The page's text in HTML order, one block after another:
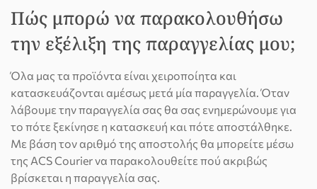
Πώς μπορώ να παρακολουθήσω
την εξέλιξη της παραγγελίας μου;
Όλα μας τα προϊόντα είναι χειροποίητα και
κατασκευάζονται αμέσως μετά μία παραγγελία. Όταν
λάβουμε την παραγγελία σας θα σας ενημερώνουμε για
το πότε ξεκίνησε η κατασκευή και πότε αποστάλθηκε.
Με βάση τον αριθμό της αποστολής θα μπορείτε μέσω
της ACS Courier να παρακολουθείτε πού ακριβώς
βρίσκεται η παραγγελία σας.